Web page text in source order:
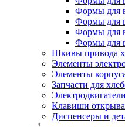
Формы для
Формы для
Формы для
Формы для
Шкивы привода
Элементы
Элементы
Запчасти для
Клавиши
Диспенсеры и